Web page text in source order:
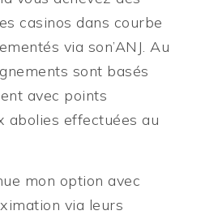
casinos dans courbe
via son’ANJ. Au
sont basés
avec points
abolies effectuées au
mon option avec
via leurs